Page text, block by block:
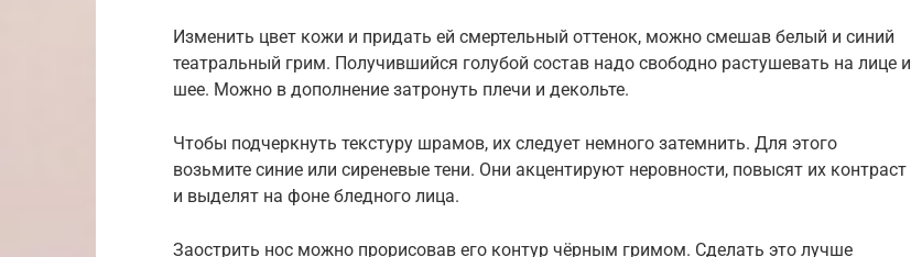
Изменить цвет кожи и придать ей смертельный оттенок, можно смешав белый и синий
театральный грим. Получившийся голубой состав надо свободно растушевать на лице и
шее. Можно в дополнение затронуть плечи и декольте.
Чтобы подчеркнуть текстуру шрамов, их следует немного затемнить. Для этого
возьмите синие или сиреневые тени. Они акцентируют неровности, повысят их контраст
и выделят на фоне бледного лица.
Заострить нос можно прорисовав его контур чёрным гримом. Сделать это лучше